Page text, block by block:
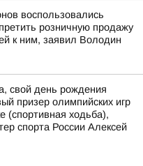
воспользовались
розничную продажу
к ним, заявил Володин
свой день рождения
призер олимпийских игр
(спортивная ходьба),
спорта России Алексей